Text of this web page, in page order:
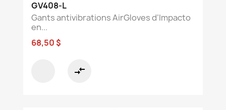
GV408-L
Gants antivibrations AirGloves d’Impacto
en...
68,50 $
compare_arrows